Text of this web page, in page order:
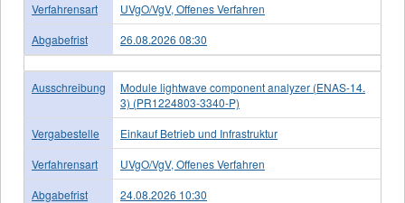
Verfahrensart
UVgO/VgV, Offenes Verfahren
Abgabefrist
26.08.2026 08:30
Ausschreibung
Module lightwave component analyzer (ENAS-14.
3) (PR1224803-3340-P)
Vergabestelle
Einkauf Betrieb und Infrastruktur
Verfahrensart
UVgO/VgV, Offenes Verfahren
Abgabefrist
24.08.2026 10:30